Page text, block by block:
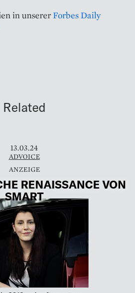
in unsererForbes Daily
Related
13.03.24
ADVOICE
­RENAISSANCE VON
SMART